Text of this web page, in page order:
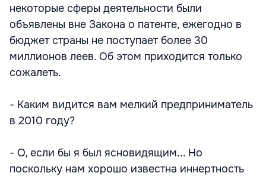
некоторые сферы деятельности были
объявлены вне Закона о патенте, ежегодно в
бюджет страны не поступает более 30
миллионов леев. Об этом приходится только
сожалеть.
- Каким видится вам мелкий предприниматель
в 2010 году?
- О, если бы я был ясновидящим... Но
поскольку нам хорошо известна иннертность